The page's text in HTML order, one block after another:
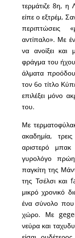
τερμάτιζε 8η,
είπε ο εξτρέμ,
περιπτώσεις
αντίπαλο». Με
να ανοίξει και
φράγμα του
άλματα
τον 6ο τίτλο
επιλέξει μόνο
του.
Με
ακαδημία,
αριστερό
γυρολόγο
παγκίτη της
της Τσέλσι
μικρό χρονικό
ένα σύνολο
χώρο. Με
νεύρα και